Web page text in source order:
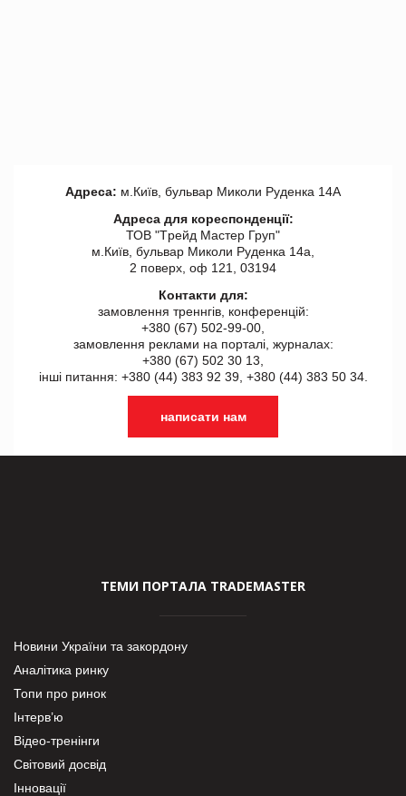
Адреса: м.Київ, бульвар Миколи Руденка 14А
Адреса для кореспонденції:
ТОВ "Tрейд Мастер Груп"
м.Київ, бульвар Миколи Руденка 14а,
2 поверх, оф 121, 03194
Контакти для:
замовлення треннгів, конференцій:
+380 (67) 502-99-00,
замовлення реклами на порталі, журналах:
+380 (67) 502 30 13,
інші питання: +380 (44) 383 92 39, +380 (44) 383 50 34.
написати нам
ТЕМИ ПОРТАЛА TRADEMASTER
Новини України та закордону
Аналітика ринку
Топи про ринок
Інтерв’ю
Відео-тренінги
Світовий досвід
Інновації